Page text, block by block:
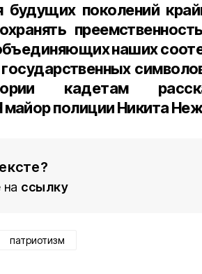
будущих поколений
наших
кадетам
полиции Никита
ссылку
патриотизм